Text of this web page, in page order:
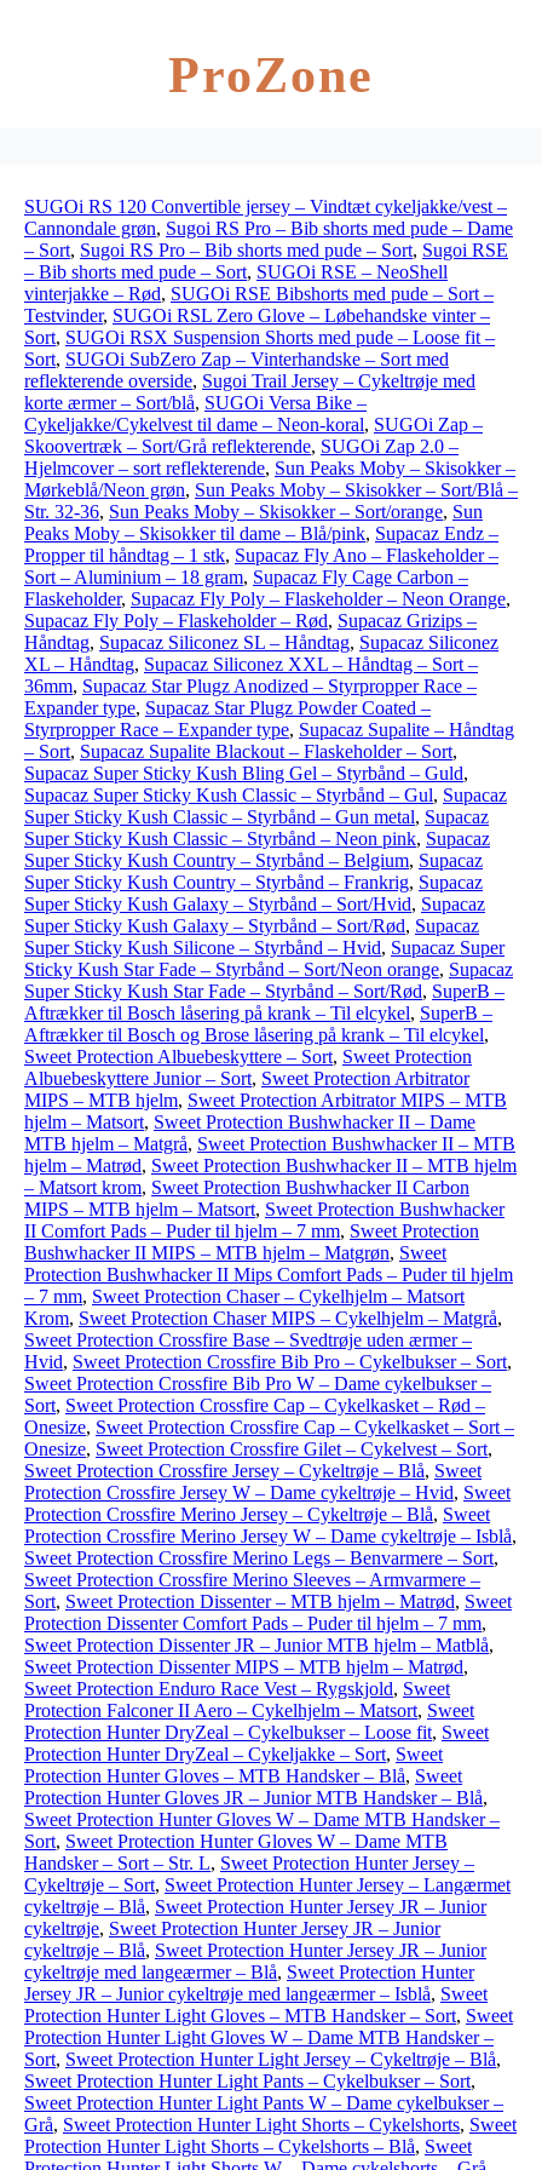
ProZone
SUGOi RS 120 Convertible jersey – Vindtæt cykeljakke/vest –
Cannondale grøn, Sugoi RS Pro – Bib shorts med pude – Dame
– Sort, Sugoi RS Pro – Bib shorts med pude – Sort, Sugoi RSE
– Bib shorts med pude – Sort, SUGOi RSE – NeoShell
vinterjakke – Rød, SUGOi RSE Bibshorts med pude – Sort –
Testvinder, SUGOi RSL Zero Glove – Løbehandske vinter –
Sort, SUGOi RSX Suspension Shorts med pude – Loose fit –
Sort, SUGOi SubZero Zap – Vinterhandske – Sort med
reflekterende overside, Sugoi Trail Jersey – Cykeltrøje med
korte ærmer – Sort/blå, SUGOi Versa Bike –
Cykeljakke/Cykelvest til dame – Neon-koral, SUGOi Zap –
Skoovertræk – Sort/Grå reflekterende, SUGOi Zap 2.0 –
Hjelmcover – sort reflekterende, Sun Peaks Moby – Skisokker –
Mørkeblå/Neon grøn, Sun Peaks Moby – Skisokker – Sort/Blå –
Str. 32-36, Sun Peaks Moby – Skisokker – Sort/orange, Sun
Peaks Moby – Skisokker til dame – Blå/pink, Supacaz Endz –
Propper til håndtag – 1 stk, Supacaz Fly Ano – Flaskeholder –
Sort – Aluminium – 18 gram, Supacaz Fly Cage Carbon –
Flaskeholder, Supacaz Fly Poly – Flaskeholder – Neon Orange,
Supacaz Fly Poly – Flaskeholder – Rød, Supacaz Grizips –
Håndtag, Supacaz Siliconez SL – Håndtag, Supacaz Siliconez
XL – Håndtag, Supacaz Siliconez XXL – Håndtag – Sort –
36mm, Supacaz Star Plugz Anodized – Styrpropper Race –
Expander type, Supacaz Star Plugz Powder Coated –
Styrpropper Race – Expander type, Supacaz Supalite – Håndtag
– Sort, Supacaz Supalite Blackout – Flaskeholder – Sort,
Supacaz Super Sticky Kush Bling Gel – Styrbånd – Guld,
Supacaz Super Sticky Kush Classic – Styrbånd – Gul, Supacaz
Super Sticky Kush Classic – Styrbånd – Gun metal, Supacaz
Super Sticky Kush Classic – Styrbånd – Neon pink, Supacaz
Super Sticky Kush Country – Styrbånd – Belgium, Supacaz
Super Sticky Kush Country – Styrbånd – Frankrig, Supacaz
Super Sticky Kush Galaxy – Styrbånd – Sort/Hvid, Supacaz
Super Sticky Kush Galaxy – Styrbånd – Sort/Rød, Supacaz
Super Sticky Kush Silicone – Styrbånd – Hvid, Supacaz Super
Sticky Kush Star Fade – Styrbånd – Sort/Neon orange, Supacaz
Super Sticky Kush Star Fade – Styrbånd – Sort/Rød, SuperB –
Aftrækker til Bosch låsering på krank – Til elcykel, SuperB –
Aftrækker til Bosch og Brose låsering på krank – Til elcykel,
Sweet Protection Albuebeskyttere – Sort, Sweet Protection
Albuebeskyttere Junior – Sort, Sweet Protection Arbitrator
MIPS – MTB hjelm, Sweet Protection Arbitrator MIPS – MTB
hjelm – Matsort, Sweet Protection Bushwhacker II – Dame
MTB hjelm – Matgrå, Sweet Protection Bushwhacker II – MTB
hjelm – Matrød, Sweet Protection Bushwhacker II – MTB hjelm
– Matsort krom, Sweet Protection Bushwhacker II Carbon
MIPS – MTB hjelm – Matsort, Sweet Protection Bushwhacker
II Comfort Pads – Puder til hjelm – 7 mm, Sweet Protection
Bushwhacker II MIPS – MTB hjelm – Matgrøn, Sweet
Protection Bushwhacker II Mips Comfort Pads – Puder til hjelm
– 7 mm, Sweet Protection Chaser – Cykelhjelm – Matsort
Krom, Sweet Protection Chaser MIPS – Cykelhjelm – Matgrå,
Sweet Protection Crossfire Base – Svedtrøje uden ærmer –
Hvid, Sweet Protection Crossfire Bib Pro – Cykelbukser – Sort,
Sweet Protection Crossfire Bib Pro W – Dame cykelbukser –
Sort, Sweet Protection Crossfire Cap – Cykelkasket – Rød –
Onesize, Sweet Protection Crossfire Cap – Cykelkasket – Sort –
Onesize, Sweet Protection Crossfire Gilet – Cykelvest – Sort,
Sweet Protection Crossfire Jersey – Cykeltrøje – Blå, Sweet
Protection Crossfire Jersey W – Dame cykeltrøje – Hvid, Sweet
Protection Crossfire Merino Jersey – Cykeltrøje – Blå, Sweet
Protection Crossfire Merino Jersey W – Dame cykeltrøje – Isblå,
Sweet Protection Crossfire Merino Legs – Benvarmere – Sort,
Sweet Protection Crossfire Merino Sleeves – Armvarmere –
Sort, Sweet Protection Dissenter – MTB hjelm – Matrød, Sweet
Protection Dissenter Comfort Pads – Puder til hjelm – 7 mm,
Sweet Protection Dissenter JR – Junior MTB hjelm – Matblå,
Sweet Protection Dissenter MIPS – MTB hjelm – Matrød,
Sweet Protection Enduro Race Vest – Rygskjold, Sweet
Protection Falconer II Aero – Cykelhjelm – Matsort, Sweet
Protection Hunter DryZeal – Cykelbukser – Loose fit, Sweet
Protection Hunter DryZeal – Cykeljakke – Sort, Sweet
Protection Hunter Gloves – MTB Handsker – Blå, Sweet
Protection Hunter Gloves JR – Junior MTB Handsker – Blå,
Sweet Protection Hunter Gloves W – Dame MTB Handsker –
Sort, Sweet Protection Hunter Gloves W – Dame MTB
Handsker – Sort – Str. L, Sweet Protection Hunter Jersey –
Cykeltrøje – Sort, Sweet Protection Hunter Jersey – Langærmet
cykeltrøje – Blå, Sweet Protection Hunter Jersey JR – Junior
cykeltrøje, Sweet Protection Hunter Jersey JR – Junior
cykeltrøje – Blå, Sweet Protection Hunter Jersey JR – Junior
cykeltrøje med langeærmer – Blå, Sweet Protection Hunter
Jersey JR – Junior cykeltrøje med langeærmer – Isblå, Sweet
Protection Hunter Light Gloves – MTB Handsker – Sort, Sweet
Protection Hunter Light Gloves W – Dame MTB Handsker –
Sort, Sweet Protection Hunter Light Jersey – Cykeltrøje – Blå,
Sweet Protection Hunter Light Pants – Cykelbukser – Sort,
Sweet Protection Hunter Light Pants W – Dame cykelbukser –
Grå, Sweet Protection Hunter Light Shorts – Cykelshorts, Sweet
Protection Hunter Light Shorts – Cykelshorts – Blå, Sweet